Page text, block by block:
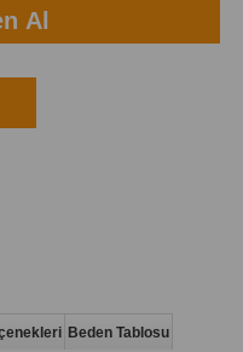
Beden Tablosu